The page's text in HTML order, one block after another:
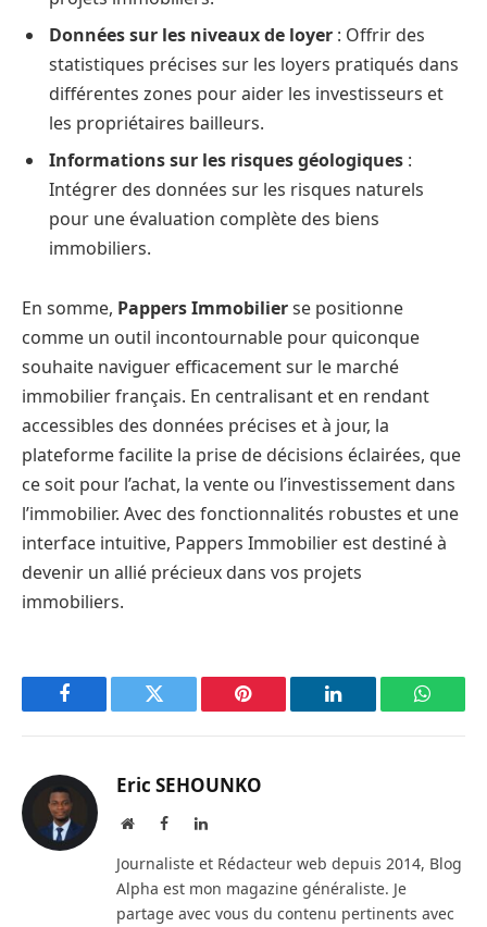
Données sur les niveaux de loyer : Offrir des
statistiques précises sur les loyers pratiqués dans
différentes zones pour aider les investisseurs et
les propriétaires bailleurs.
Informations sur les risques géologiques :
Intégrer des données sur les risques naturels
pour une évaluation complète des biens
immobiliers.
En somme, Pappers Immobilierse positionne
comme un outil incontournable pour quiconque
souhaite naviguer efficacement sur le marché
immobilier français. En centralisant et en rendant
accessibles des données précises et à jour, la
plateforme facilite la prise de décisions éclairées, que
ce soit pour l’achat, la vente ou l’investissement dans
l’immobilier. Avec des fonctionnalités robustes et une
interface intuitive, Pappers Immobilier est destiné à
devenir un allié précieux dans vos projets
immobiliers.
Facebook Twitter Pinterest LinkedIn
Eric SEHOUNKO
WebsiteFacebookLinkedIn
Journaliste et Rédacteur web depuis 2014, Blog
Alpha est mon magazine généraliste. Je
partage avec vous du contenu pertinents avec